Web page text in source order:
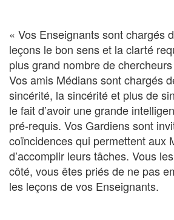
« Vos Enseignants sont chargés
leçons le bon sens et la clarté
plus grand nombre de
Vos amis Médians sont chargés
sincérité, la sincérité et plus de
le fait d’avoir une grande
pré-requis. Vos Gardiens sont
coïncidences qui permettent aux
d’accomplir leurs tâches. Vous
côté, vous êtes priés de ne pas
les leçons de vos Enseignants.